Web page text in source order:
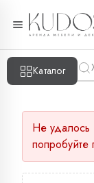
Каталог
Не удалось
попробуйте